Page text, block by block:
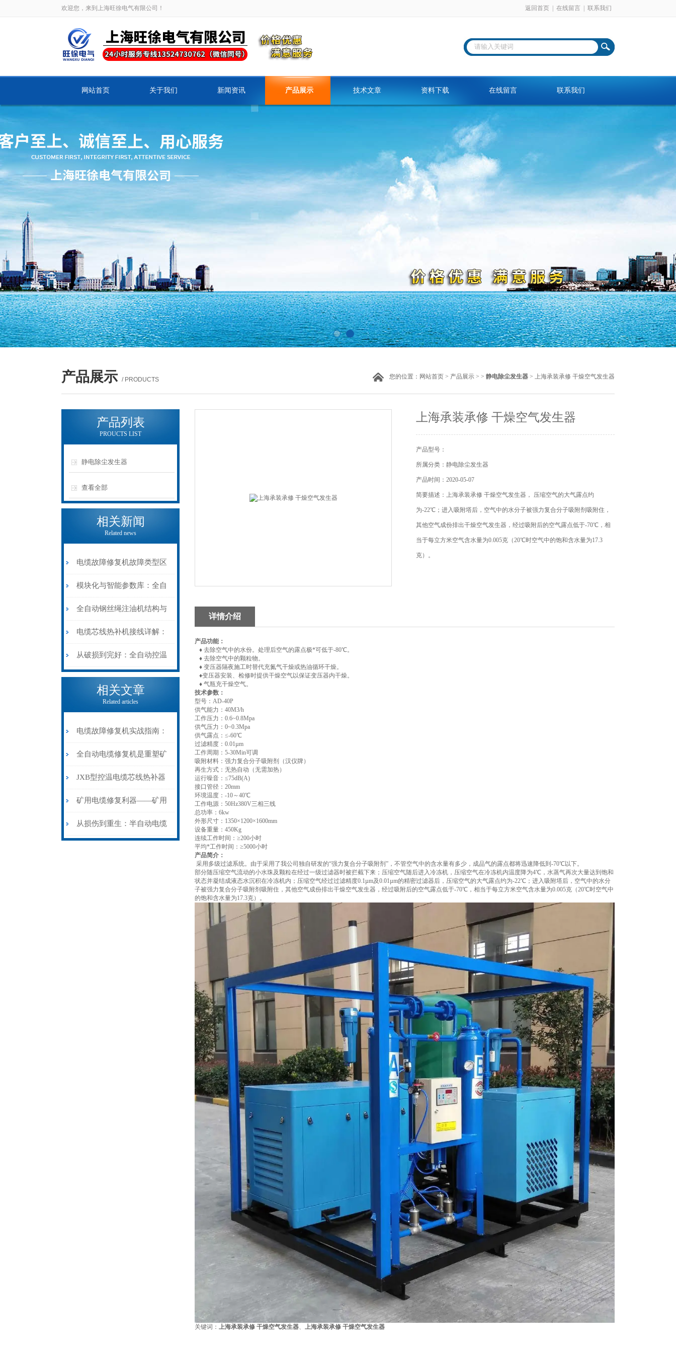
欢迎您，来到上海旺徐电气有限公司！ 返回首页 在线留言 联系我们
网站首页 关于我们 新闻资讯 产品展示 技术文章 资料下载 在线留言 联系我们
产品展示 / PRODUCTS 您的位置： 网站首页 > 产品展示 > > 静电除尘发生器 > 上海承装承修 干燥空气发生器
产品列表
PROUCTS LIST
静电除尘发生器
查看全部
相关新闻
Related news
电缆故障修复机故障类型区
分指南：从“绝缘电
阻”到“波形特征”的精准诊
断逻辑
模块化与智能参数库：全自
动电缆修复机的快速换型逻
辑
全自动钢丝绳注油机结构与
工作原理：揭秘高效润滑的
机械密码
电缆芯线热补机接线详解：
从入门到精通
从破损到完好：全自动控温
电缆热补机的核心价值
相关文章
Related articles
电缆故障修复机实战指南：
从“盲测”到“精确定点”的三
步作业法
全自动电缆修复机是重塑矿
山电力动脉的“智能外科医
生”
JXB型控温电缆芯线热补器
安装与接线：精准修复的工
艺基石
矿用电缆修复利器——矿用
电缆热补机智能控温，安全
从损伤到重生：半自动电缆
上海承装承修 干燥空气发生器
产品型号：
所属分类：静电除尘发生器
产品时间：2020-05-07
简要描述：上海承装承修 干燥空气发生器， 压缩空气的大气露点约
为-22℃；进入吸附塔后，空气中的水分子被强力复合分子吸附剂吸附住，
其他空气成份排出干燥空气发生器，经过吸附后的空气露点低于-70℃，相
当于每立方米空气含水量为0.005克（20℃时空气中的饱和含水量为17.3
克）。
详情介绍
产品功能：
♦ 去除空气中的水份。处理后空气的露点极*可低于-80℃。
♦ 去除空气中的颗粒物。
♦ 变压器隔夜施工时替代充氮气干燥或热油循环干燥。
♦变压器安装、检修时提供干燥空气以保证变压器内干燥。
♦ 气瓶充干燥空气。
技术参数：
型号：AD-40P
供气能力：40M3/h
工作压力：0.6~0.8Mpa
供气压力：0~0.3Mpa
供气露点：≤-60℃
过滤精度：0.01µm
工作周期：5-30Min可调
吸附材料：强力复合分子吸附剂（汉仪牌）
再生方式：无热自动（无需加热）
运行噪音：≤75dB(A)
接口管径：20mm
环境温度：-10～40℃
工作电源：50Hz380V三相三线
总功率：6kw
外形尺寸：1350×1200×1600mm
设备重量：450Kg
连续工作时间：≥200小时
平均*工作时间：≥5000小时
产品简介：
采用多级过滤系统。由于采用了我公司独自研发的“强力复合分子吸附剂”，不管空气中的含水量有多少，成品气的露点都将迅速降低到-70℃以下。
部分随压缩空气流动的小水珠及颗粒在经过一级过滤器时被拦截下来；压缩空气随后进入冷冻机，压缩空气在冷冻机内温度降为4℃，水蒸气再次大量达到饱和
状态并凝结成液态水沉积在冷冻机内；压缩空气经过过滤精度0.1µm及0.01µm的精密过滤器后，压缩空气的大气露点约为-22℃；进入吸附塔后，空气中的水分
子被强力复合分子吸附剂吸附住，其他空气成份排出干燥空气发生器，经过吸附后的空气露点低于-70℃，相当于每立方米空气含水量为0.005克（20℃时空气中
的饱和含水量为17.3克）。
关键词： 上海承装承修 干燥空气发生器、 上海承装承修 干燥空气发生器